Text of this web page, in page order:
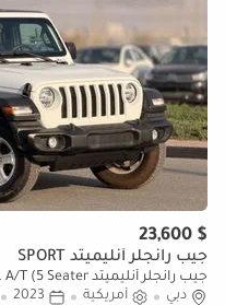
$ 23,600
جيب رانجلر أنليميتد SPORT
جيب رانجلر أنليميتد Sport 3.6L A/T (5 Seater)
دبي
أمريكية 2023